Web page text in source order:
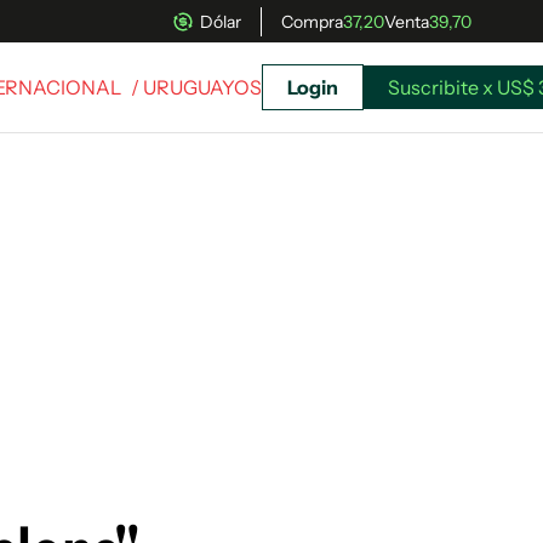
Dólar Compra37,20Venta39,70
Suscribite x US$ 3,45
/ URUGUAYOS Login Suscribite x US$